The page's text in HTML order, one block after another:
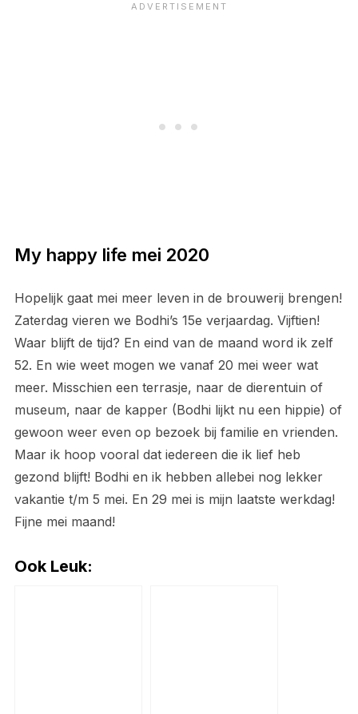
My happy life mei 2020
Hopelijk gaat mei meer leven in de brouwerij brengen!
Zaterdag vieren we Bodhi’s 15e verjaardag. Vijftien!
Waar blijft de tijd? En eind van de maand word ik zelf
52. En wie weet mogen we vanaf 20 mei weer wat
meer. Misschien een terrasje, naar de dierentuin of
museum, naar de kapper (Bodhi lijkt nu een hippie) of
gewoon weer even op bezoek bij familie en vrienden.
Maar ik hoop vooral dat iedereen die ik lief heb
gezond blijft! Bodhi en ik hebben allebei nog lekker
vakantie t/m 5 mei. En 29 mei is mijn laatste werkdag!
Fijne mei maand!
Ook Leuk: